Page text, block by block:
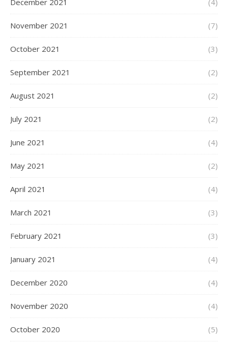
December 2021 (4)
November 2021 (7)
October 2021 (3)
September 2021 (2)
August 2021 (2)
July 2021 (2)
June 2021 (4)
May 2021 (2)
April 2021 (4)
March 2021 (3)
February 2021 (3)
January 2021 (4)
December 2020 (4)
November 2020 (4)
October 2020 (5)